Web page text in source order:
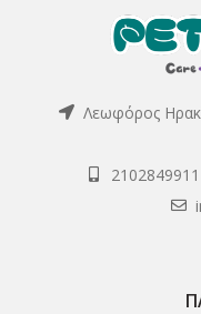
Λεωφόρος
2102849911